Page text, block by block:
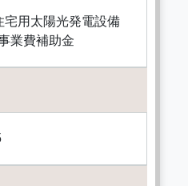
宅用太陽光発電設備
業費補助金